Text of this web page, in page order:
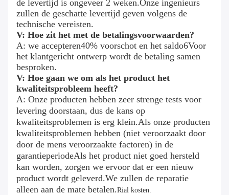
de levertijd is ongeveer 2 weken.Onze ingenieurs
zullen de geschatte levertijd geven volgens de
technische vereisten.
V: Hoe zit het met de betalingsvoorwaarden?
A: we accepteren40% voorschot en het saldo6Voor
het klantgericht ontwerp wordt de betaling samen
besproken.
V: Hoe gaan we om als het product het
kwaliteitsprobleem heeft?
A: Onze producten hebben zeer strenge tests voor
levering doorstaan, dus de kans op
kwaliteitsproblemen is erg klein.Als onze producten
kwaliteitsproblemen hebben (niet veroorzaakt door
door de mens veroorzaakte factoren) in de
garantieperiodeAls het product niet goed hersteld
kan worden, zorgen we ervoor dat er een nieuw
product wordt geleverd.We zullen de reparatie
alleen aan de mate betalen.Rial kosten.